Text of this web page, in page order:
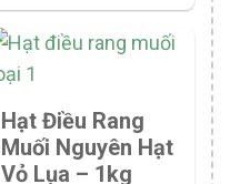
Hạt Điều Rang
Muối Nguyên Hạt
Vỏ Lụa – 1kg